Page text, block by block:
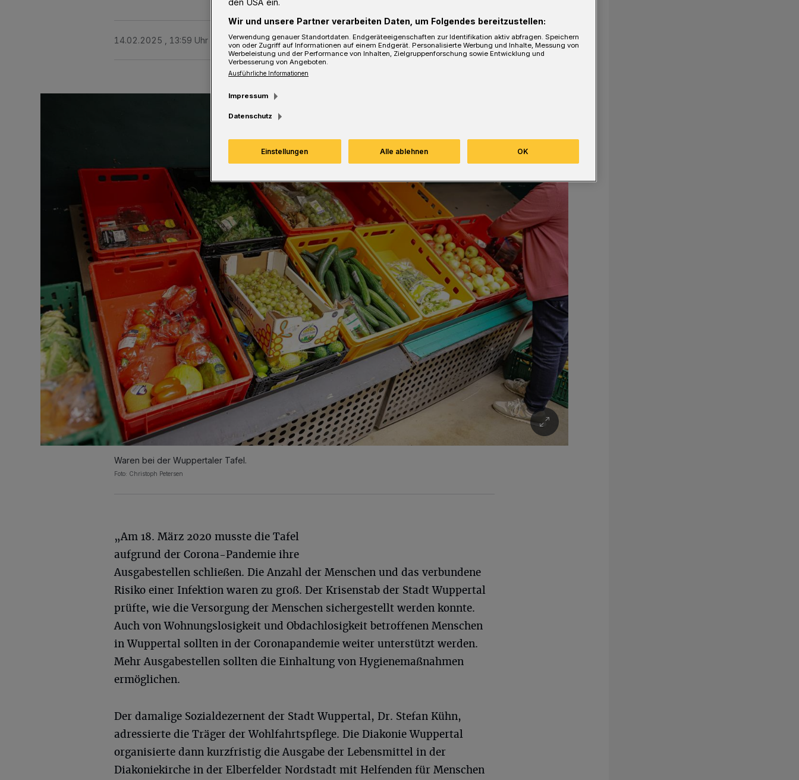
14.02.2025 , 13:59 Uhr 3 Minuten Lesezeit
Waren bei der Wuppertaler Tafel.
Foto: Christoph Petersen
„Am 18. März 2020 musste die Tafel
aufgrund der Corona-Pandemie ihre
Ausgabestellen schließen. Die Anzahl der Menschen und das verbundene
Risiko einer Infektion waren zu groß. Der Krisenstab der Stadt Wuppertal
prüfte, wie die Versorgung der Menschen sichergestellt werden konnte.
Auch von Wohnungslosigkeit und Obdachlosigkeit betroffenen Menschen
in Wuppertal sollten in der Coronapandemie weiter unterstützt werden.
Mehr Ausgabestellen sollten die Einhaltung von Hygienemaßnahmen
ermöglichen.
Der damalige Sozialdezernent der Stadt Wuppertal, Dr. Stefan Kühn,
adressierte die Träger der Wohlfahrtspflege. Die Diakonie Wuppertal
organisierte dann kurzfristig die Ausgabe der Lebensmittel in der
Diakoniekirche in der Elberfelder Nordstadt mit Helfenden für Menschen
den USA ein.
Wir und unsere Partner verarbeiten Daten, um Folgendes bereitzustellen:
Verwendung genauer Standortdaten. Endgeräteeigenschaften zur Identifikation aktiv abfragen. Speichern
von oder Zugriff auf Informationen auf einem Endgerät. Personalisierte Werbung und Inhalte, Messung von
Werbeleistung und der Performance von Inhalten, Zielgruppenforschung sowie Entwicklung und
Verbesserung von Angeboten.
Ausführliche Informationen
Impressum
Datenschutz
Einstellungen Alle ablehnen OK